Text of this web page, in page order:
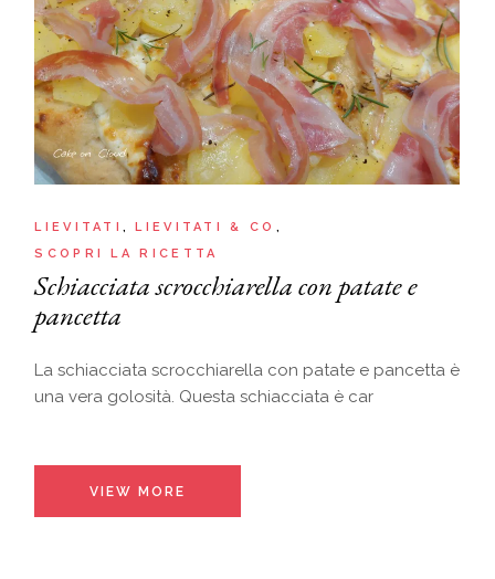
LIEVITATI
LIEVITATI & CO
SCOPRI LA RICETTA
Schiacciata scrocchiarella con patate e
pancetta
La schiacciata scrocchiarella con patate e pancetta è
una vera golosità. Questa schiacciata è car
VIEW MORE